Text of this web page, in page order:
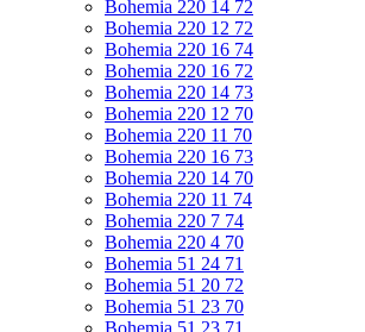
Bohemia 220 14 72
Bohemia 220 12 72
Bohemia 220 16 74
Bohemia 220 16 72
Bohemia 220 14 73
Bohemia 220 12 70
Bohemia 220 11 70
Bohemia 220 16 73
Bohemia 220 14 70
Bohemia 220 11 74
Bohemia 220 7 74
Bohemia 220 4 70
Bohemia 51 24 71
Bohemia 51 20 72
Bohemia 51 23 70